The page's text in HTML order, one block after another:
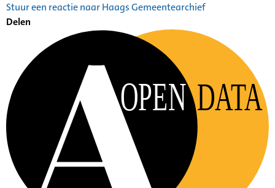
Stuur een reactie naar Haags Gemeentearchief
Delen
OPEN DATA